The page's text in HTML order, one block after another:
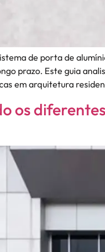
de porta de
prazo. Este guia
em arquitetura
os